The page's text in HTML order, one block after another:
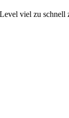
viel zu